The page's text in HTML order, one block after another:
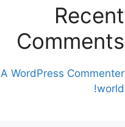
Recent
Comments
A WordPress Commenter
world!